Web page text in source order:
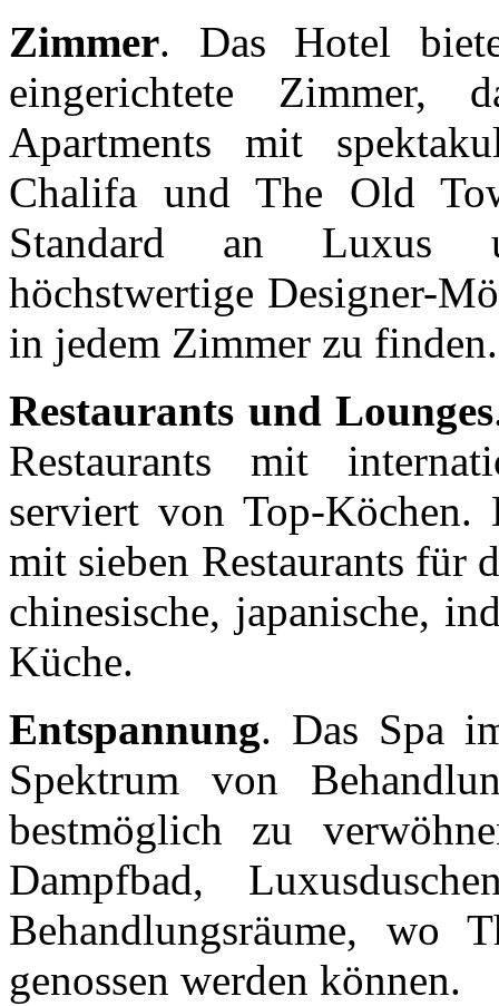
Zimmer. Das Hotel
eingerichtete
Apartments mit
Chalifa und The Old
Standard an Luxus
höchstwertige Designer-
in jedem Zimmer zu finden.
Restaurants und Lounges
Restaurants mit
serviert von Top-Köchen.
mit sieben Restaurants für
chinesische, japanische,
Küche.
Entspannung. Das Spa
Spektrum von
bestmöglich zu
Dampfbad,
Behandlungsräume, wo
genossen werden können.